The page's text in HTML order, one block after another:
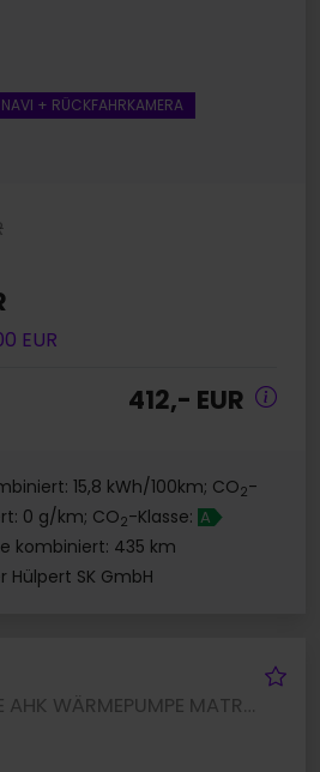
NAVI + RÜCKFAHRKAMERA
EUR
412,- EUR
15,8 kWh/100km; CO2-
0 g/km; CO2-Klasse: A
kombiniert: 435 km
SK GmbH
Elroq 60 SPORTLINE AHK WÄRMEPUMPE MATRIXLED LM20